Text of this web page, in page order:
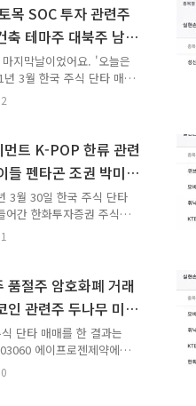
오늘은 한국 주식 안 땡
태세전환 제때 해야 해요.
안 쓰고 과감히 매매하는
. 오늘은 돈이 따라오..
목 SOC 투자 관련주
축 테마주 대북주 남북
매매 성공
지막날이었어요. '오늘은
3월 한국 주식 단타 매
식 단타 매매로 돈을 벌었
거였어요. 돈 욕심 때문
장에서 아무 것도 안 하
보겠다고 들면 그만큼 다
의 방법이에요. "에이프로
주식은 아침에 1..
트 K-POP 한류 관련
들 펜타곤 조권 박미선
매매 성공
3월 30일 한국 주식 단타
간 한화투자증권 주식에
화투자증권우 주식에서
히 플러스로 전환시켰어
기사회생이 되었어요. 이
은 보통 돈 벌려고 해요.
, 승리 그 자체에 집중한다
번을 이겨도 최종적으로
품절주 암호화폐 거래
인 관련주 두나무 미국
매매 성공
단타 매매를 한 결과는
에이프로젠제약에서
고 추가로 게임비까지
이었어요. 매매차익 자